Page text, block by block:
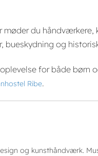
møder du håndværkere,
bueskydning og
for både børn
Ribe.
og kunsthåndværk.